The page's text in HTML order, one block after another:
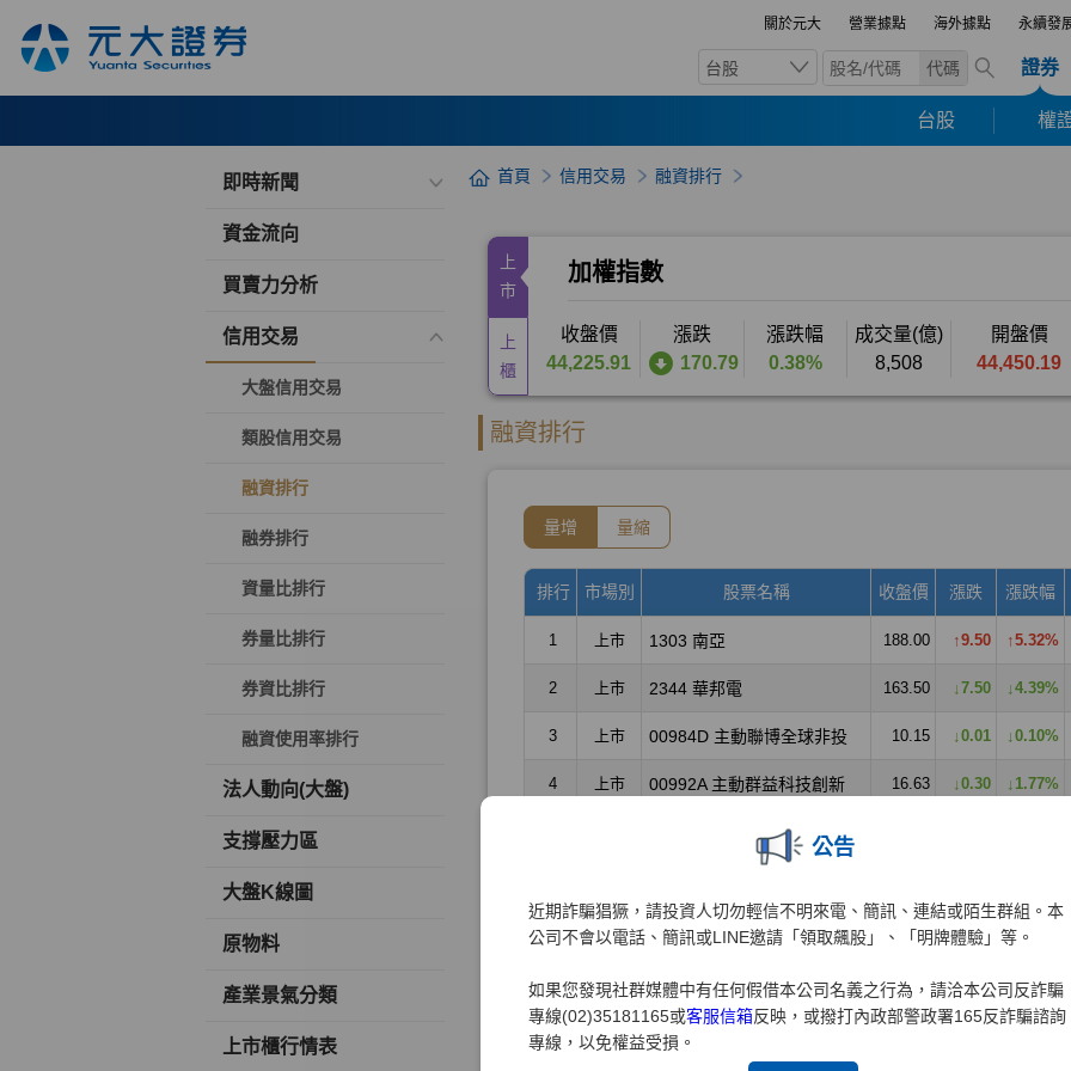
關於元大 營業據點 海外據點 永續發
台股 代碼 證券
台股 權
公告
近期詐騙猖獗，請投資人切勿輕信不明來電、簡訊、連結或陌生群組。本
公司不會以電話、簡訊或LINE邀請「領取飆股」、「明牌體驗」等。
如果您發現社群媒體中有任何假借本公司名義之行為，請洽本公司反詐騙
專線(02)35181165或客服信箱反映，或撥打內政部警政署165反詐騙諮詢
專線，以免權益受損。
即時新聞
資金流向
買賣力分析
信用交易
大盤信用交易
類股信用交易
融資排行
融券排行
資量比排行
券量比排行
券資比排行
融資使用率排行
法人動向(大盤)
支撐壓力區
大盤K線圖
原物料
產業景氣分類
上市櫃行情表
首頁 信用交易 融資排行